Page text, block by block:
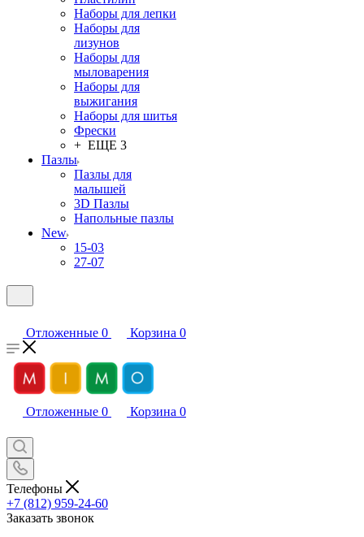
Наборы для лепки
Наборы для
лизунов
Наборы для
мыловарения
Наборы для
выжигания
Наборы для шитья
Фрески
+ ЕЩЕ 3
Пазлы
Пазлы для
малышей
3D Пазлы
Напольные пазлы
New
15-03
27-07
Отложенные 0 Корзина 0
Отложенные 0 Корзина 0
Телефоны
+7 (812) 959-24-60
Заказать звонок